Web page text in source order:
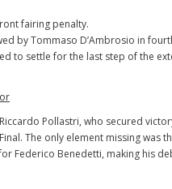
fairing penalty.
by Tommaso D’Ambrosio in
to settle for the last step of the
Pollastri, who secured
The only element missing was
Federico Benedetti, making his